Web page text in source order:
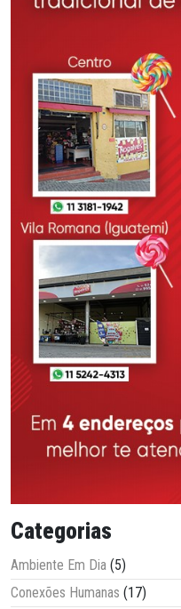
Categorias
Ambiente Em Dia (5)
Conexões Humanas (17)